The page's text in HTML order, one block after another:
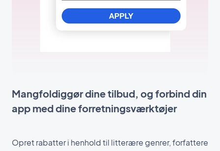
Mangfoldiggør dine tilbud, og forbind din
app med dine forretningsværktøjer
Opret rabatter i henhold til litterære genrer, forfattere